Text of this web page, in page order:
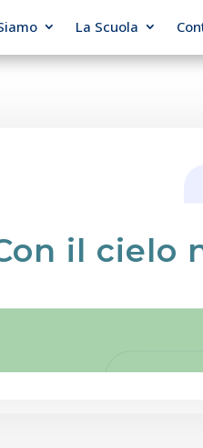
La Scuola
il cielo